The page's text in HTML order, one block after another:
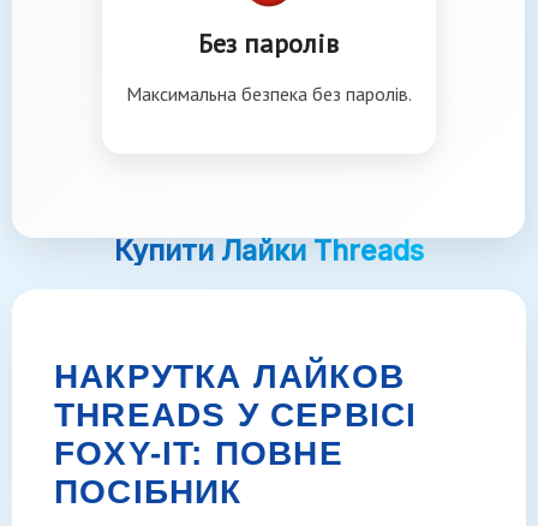
Без паролів
Максимальна безпека без паролів.
Купити Лайки Threads
НАКРУТКА ЛАЙКОВ
THREADS У СЕРВІСІ
FOXY-IT: ПОВНЕ
ПОСІБНИК